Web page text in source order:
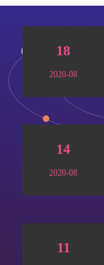
18
2020-08
14
2020-08
11